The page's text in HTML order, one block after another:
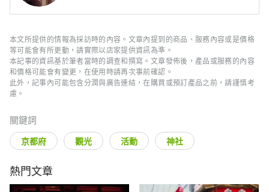
本文所提供的情報為採訪時的內容。文章內提到的商品、服務內容或是價格
等可能會有所更動，請實際以店家提供資訊為準。
本記事的資訊基於筆者當時的調查和撰寫。文章發佈後，產品或服務的內容
和價格可能會有變更，在使用時請再次事前確認。
此外，記事內可能包含分潤與廣告連結，在購買或預訂產品之前，請謹慎考
慮。
關鍵詞
京都府 觀光 活動 神社
熱門文章